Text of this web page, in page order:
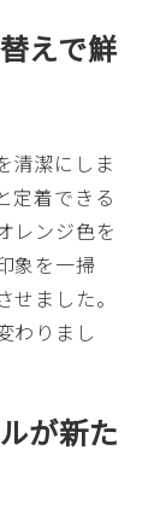
えで鮮
清潔にしま
定着できる
レンジ色を
象を一掃
ました。
わりまし
が新た